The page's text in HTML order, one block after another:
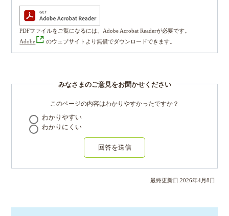
PDFファイルをご覧になるには、Adobe Acrobat Readerが必要です。
Adobe
のウェブサイトより無償でダウンロードできます。
みなさまのご意見をお聞かせください
このページの内容はわかりやすかったですか？
わかりやすい
わかりにくい
回答を送信
最終更新日:2026年4月8日